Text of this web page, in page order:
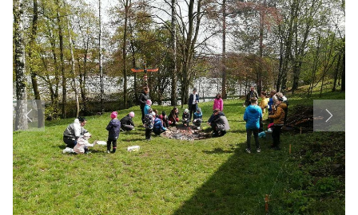
Previous Next